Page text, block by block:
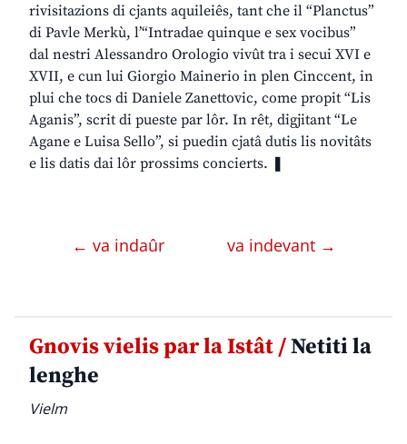
rivisitazions di cjants aquileiês, tant che il “Planctus”
di Pavle Merkù, l’“Intradae quinque e sex vocibus”
dal nestri Alessandro Orologio vivût tra i secui XVI e
XVII, e cun lui Giorgio Mainerio in plen Cinccent, in
plui che tocs di Daniele Zanettovic, come propit “Lis
Aganis”, scrit di pueste par lôr. In rêt, digjitant “Le
Agane e Luisa Sello”, si puedin cjatâ dutis lis novitâts
e lis datis dai lôr prossims concierts. ❚
← va indaûr va indevant →
Gnovis vielis par la Istât /Netiti la
lenghe
Vielm